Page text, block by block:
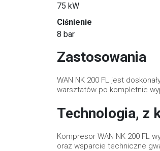
75 kW
Ciśnienie
8 bar
Zastosowania
WAN NK 200 FL jest
warsztatów po kompletnie
Technologia, z
Kompresor WAN NK 200 FL
oraz wsparcie techniczne